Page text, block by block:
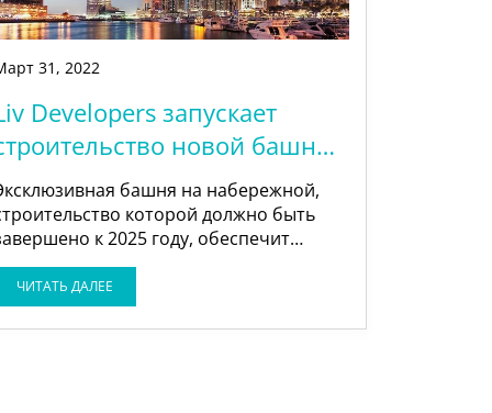
31 , 2022
Developers запускает
новой башни
набережной в Дубай
башня на набережной,
которой должно быть
к 2025 году, обеспечит
высококачественный образ
жизни в самом центре города.
ЧИТАТЬ ДАЛЕЕ